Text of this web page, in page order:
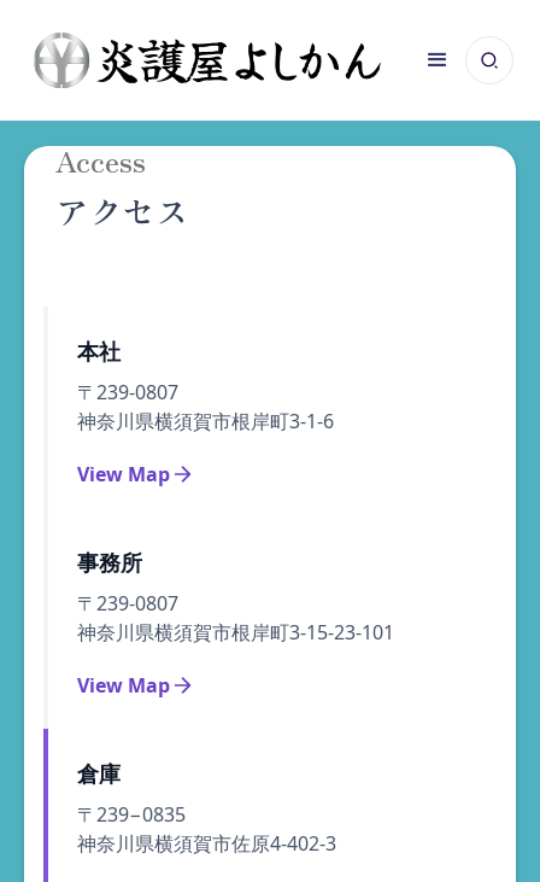
Access
アクセス
本社
〒239-0807
神奈川県横須賀市根岸町3-1-6
View Map
事務所
〒239-0807
神奈川県横須賀市根岸町3-15-23-101
View Map
倉庫
〒239−0835
神奈川県横須賀市佐原4-402-3